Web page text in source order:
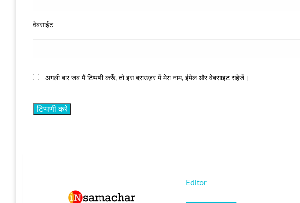
वेबसाईट
अगली बार जब मैं टिप्पणी करूँ, तो इस ब्राउज़र में मेरा नाम, ईमेल और वेबसाइट सहेजें।
Editor